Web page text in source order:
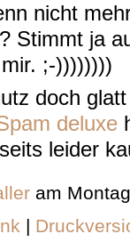
nicht
Stimmt ja
;-))))))))
doch
deluxe
leider
am
|